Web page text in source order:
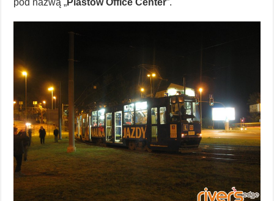
pod nazwą „Piastów Office Center”.